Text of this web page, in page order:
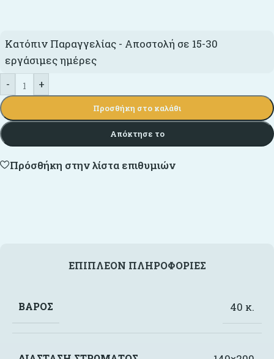
Κατόπιν Παραγγελίας - Αποστολή σε 15-30
εργάσιμες ημέρες
-
+
Προσθήκη στο καλάθι
Απόκτησε το
Πρόσθήκη στην λίστα επιθυμιών
ΕΠΙΠΛΈΟΝ ΠΛΗΡΟΦΟΡΊΕΣ
ΒΆΡΟΣ 40 κ.